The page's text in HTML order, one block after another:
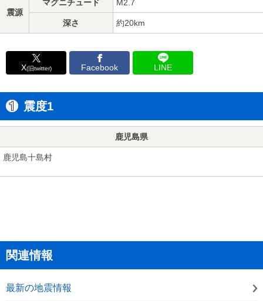
震源
マグニチュード M2.7
深さ 約20km
X(旧twitter) Facebook LINE
震度1
鹿児島県
鹿児島十島村
関連情報
最新の地震情報